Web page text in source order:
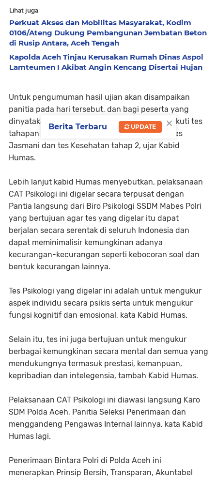
Lihat juga
Perkuat Akses dan Mobilitas Masyarakat, Kodim
0106/Ateng Dukung Pembangunan Jembatan Beton
di Rusip Antara, Aceh Tengah
Kapolda Aceh Tinjau Kerusakan Rumah Dinas Aspol
Lamteumen I Akibat Angin Kencang Disertai Hujan
Untuk pengumuman hasil ujian akan disampaikan
panitia pada hari tersebut, dan bagi peserta yang
dinyatakan lulus CAT Psikologi ini, akan mengikuti tes
tahapan selanjutnya, meliputi tes Akademik, tes
Jasmani dan tes Kesehatan tahap 2, ujar Kabid
Humas.
Lebih lanjut kabid Humas menyebutkan, pelaksanaan
CAT Psikologi ini digelar secara terpusat dengan
Pantia langsung dari Biro Psikologi SSDM Mabes Polri
yang bertujuan agar tes yang digelar itu dapat
berjalan secara serentak di seluruh Indonesia dan
dapat meminimalisir kemungkinan adanya
kecurangan-kecurangan seperti kebocoran soal dan
bentuk kecurangan lainnya.
Tes Psikologi yang digelar ini adalah untuk mengukur
aspek individu secara psikis serta untuk mengukur
fungsi kognitif dan emosional, kata Kabid Humas.
Selain itu, tes ini juga bertujuan untuk mengukur
berbagai kemungkinan secara mental dan semua yang
mendukungnya termasuk prestasi, kemanpuan,
kepribadian dan intelegensia, tambah Kabid Humas.
Pelaksanaan CAT Psikologi ini diawasi langsung Karo
SDM Polda Aceh, Panitia Seleksi Penerimaan dan
menggandeng Pengawas Internal lainnya, kata Kabid
Humas lagi.
Penerimaan Bintara Polri di Polda Aceh ini
menerapkan Prinsip Bersih, Transparan, Akuntabel
×
Berita Terbaru UPDATE